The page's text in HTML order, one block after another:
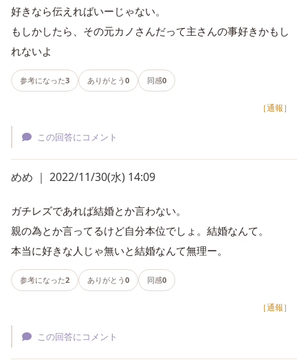
好きなら伝えればいーじゃない。
もしかしたら、その元カノさんだって主さんの事好きかもし
れないよ
参考になった3 ありがとう 0 同感0
［通報］
この回答にコメント
めめ ｜ 2022/11/30(水) 14:09
ガチレズであれば結婚とか言わない。
親の為とか言ってるけど自分本位でしょ。結婚なんて。
本当に好きな人じゃ無いと結婚なんて無理ー。
参考になった2 ありがとう 0 同感0
［通報］
この回答にコメント